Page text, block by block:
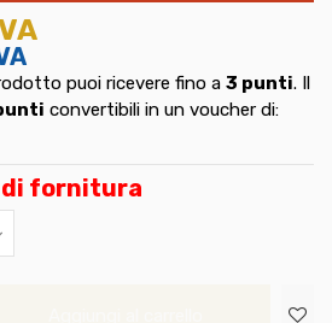
puoi ricevere fino a 3 punti. Il
convertibili in un voucher di:
di fornitura